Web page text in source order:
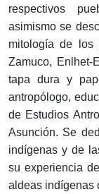
respectivos
asimismo se
mitología de los
Zamuco, Enlhet-
tapa dura y
antropólogo,
de Estudios
Asunción. Se
indígenas y de
su experiencia
aldeas indígenas